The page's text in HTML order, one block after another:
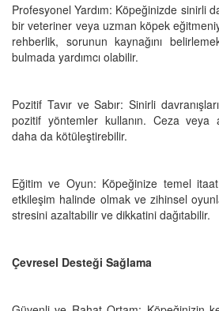
Profesyonel Yardım: Köpeğinizde sinirli
bir veteriner veya uzman köpek
rehberlik, sorunun kaynağını
bulmada yardımcı olabilir.
Pozitif Tavır ve Sabır: Sinirli
pozitif yöntemler kullanın. Ceza veya
daha da kötüleştirebilir.
Eğitim ve Oyun: Köpeğinize temel
etkileşim halinde olmak ve zihinsel
stresini azaltabilir ve dikkatini dağıtabilir.
Çevresel Desteği Sağlama